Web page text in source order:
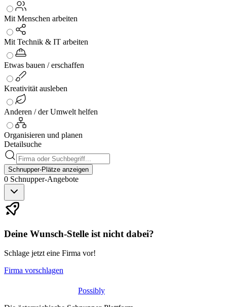
Mit Menschen arbeiten
Mit Technik & IT arbeiten
Etwas bauen / erschaffen
Kreativität ausleben
Anderen / der Umwelt helfen
Organisieren und planen
Detailsuche
Schnupper-Plätze anzeigen
0 Schnupper-Angebote
Deine Wunsch-Stelle ist nicht dabei?
Schlage jetzt eine Firma vor!
Firma vorschlagen
Possibly